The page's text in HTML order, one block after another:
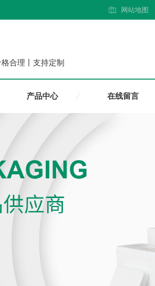
网站地图
合理丨支持定制
产品中心 在线留言